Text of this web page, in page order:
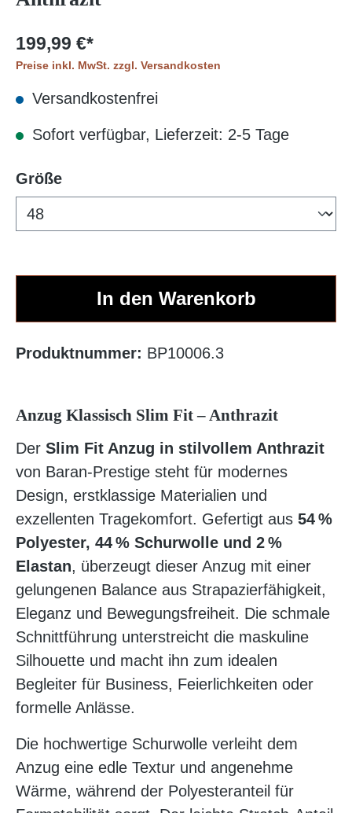
199,99 €*
Preise inkl. MwSt. zzgl. Versandkosten
Versandkostenfrei
Sofort verfügbar, Lieferzeit: 2-5 Tage
Größeauswählen
In den Warenkorb
Produktnummer: BP10006.3
Anzug Klassisch Slim Fit – Anthrazit
Der Slim Fit Anzug in stilvollem Anthrazit
von Baran-Prestige steht für modernes
Design, erstklassige Materialien und
exzellenten Tragekomfort. Gefertigt aus 54 %
Polyester, 44 % Schurwolle und 2 %
Elastan, überzeugt dieser Anzug mit einer
gelungenen Balance aus Strapazierfähigkeit,
Eleganz und Bewegungsfreiheit. Die schmale
Schnittführung unterstreicht die maskuline
Silhouette und macht ihn zum idealen
Begleiter für Business, Feierlichkeiten oder
formelle Anlässe.
Die hochwertige Schurwolle verleiht dem
Anzug eine edle Textur und angenehme
Wärme, während der Polyesteranteil für